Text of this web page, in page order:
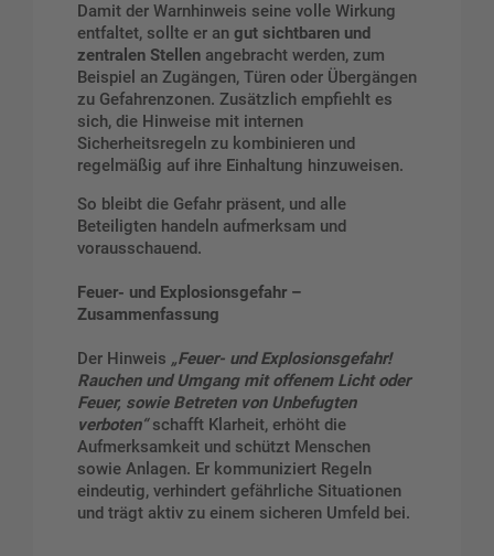
Damit der Warnhinweis seine volle Wirkung
entfaltet, sollte er an gut sichtbaren und
zentralen Stellen angebracht werden, zum
Beispiel an Zugängen, Türen oder Übergängen
zu Gefahrenzonen. Zusätzlich empfiehlt es
sich, die Hinweise mit internen
Sicherheitsregeln zu kombinieren und
regelmäßig auf ihre Einhaltung hinzuweisen.
So bleibt die Gefahr präsent, und alle
Beteiligten handeln aufmerksam und
vorausschauend.
Feuer- und Explosionsgefahr –
Zusammenfassung
Der Hinweis „Feuer- und Explosionsgefahr!
Rauchen und Umgang mit offenem Licht oder
Feuer, sowie Betreten von Unbefugten
verboten“schafft Klarheit, erhöht die
Aufmerksamkeit und schützt Menschen
sowie Anlagen. Er kommuniziert Regeln
eindeutig, verhindert gefährliche Situationen
und trägt aktiv zu einem sicheren Umfeld bei.